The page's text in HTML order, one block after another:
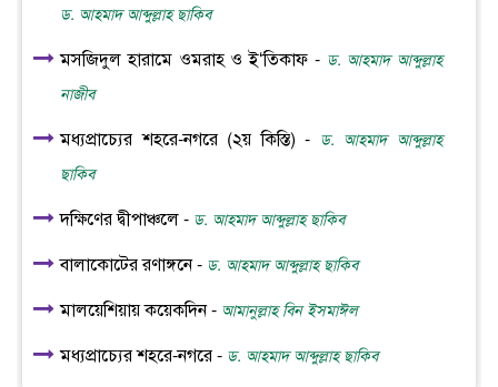
ড. আহমাদ আব্দুল্লাহ ছাকিব
মসজিদুল হারামে ওমরাহ ও ই‘তিকাফ - ড. আহমাদ আব্দুল্লাহ
নাজীব
মধ্যপ্রাচ্যের শহরে-নগরে (২য় কিস্তি) - ড. আহমাদ আব্দুল্লাহ
ছাকিব
দক্ষিণের দ্বীপাঞ্চলে - ড. আহমাদ আব্দুল্লাহ ছাকিব
বালাকোটের রণাঙ্গনে - ড. আহমাদ আব্দুল্লাহ ছাকিব
মালয়েশিয়ায় কয়েকদিন - আমানুল্লাহ বিন ইসমাঈল
মধ্যপ্রাচ্যের শহরে-নগরে - ড. আহমাদ আব্দুল্লাহ ছাকিব